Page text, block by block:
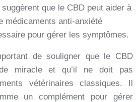
que le CBD peut aider à
médicaments anti-anxiété
pour gérer les symptômes.
de souligner que le CBD
miracle et qu’il ne doit pas
vétérinaires classiques. Il
un complément pour gérer